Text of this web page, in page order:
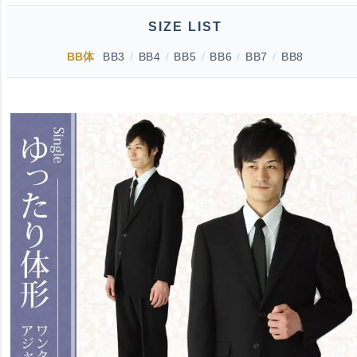
SIZE LIST
BB体 BB3 / BB4 / BB5 / BB6 / BB7 / BB8